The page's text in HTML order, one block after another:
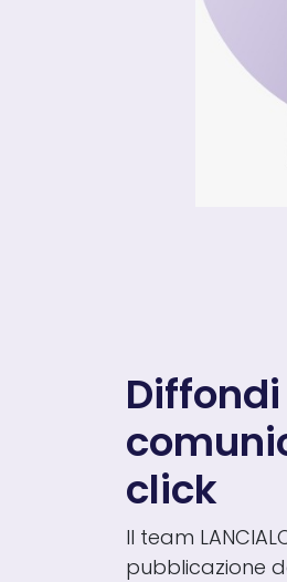
Diffondi
click
Il team
pubblicazione